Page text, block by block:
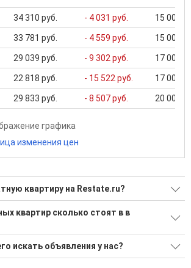
34 310 руб. - 4 031 руб. 15 000
33 781 руб. - 4 559 руб. 15 000
29 039 руб. - 9 302 руб. 17 000
22 818 руб. - 15 522 руб. 17 000
29 833 руб. - 8 507 руб. 20 000
графика
изменения цен
квартиру на Restate.ru?
однокомнатную квартиру?
проверенных объявлений
нашим поиском по новостройкам, для
вам варианта
квартир сколько стоят в в
15 000 Р. Максимальная цена: 60 000 Р;
Рискать объявления у нас?